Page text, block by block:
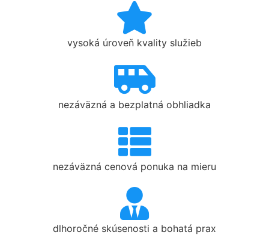
vysoká úroveň kvality služieb
nezáväzná a bezplatná obhliadka
nezáväzná cenová ponuka na mieru
dlhoročné skúsenosti a bohatá prax